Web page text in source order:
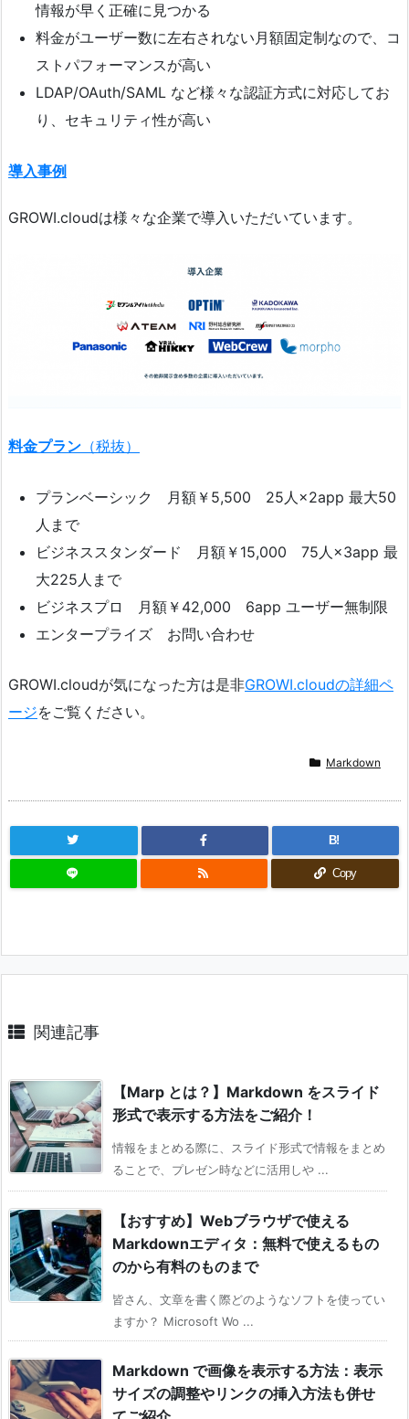
情報が早く正確に見つかる
料金がユーザー数に左右されない月額固定制なので、コ
ストパフォーマンスが高い
LDAP/OAuth/SAML など様々な認証方式に対応してお
り、セキュリティ性が高い
導入事例
GROWI.cloudは様々な企業で導入いただいています。
料金プラン （税抜）
プランベーシック 月額￥5,500 25人×2app 最大50
人まで
ビジネススタンダード 月額￥15,000 75人×3app 最
大225人まで
ビジネスプロ 月額￥42,000 6app ユーザー無制限
エンタープライズ お問い合わせ
GROWI.cloudが気になった方は是非GROWI.cloudの詳細ペ
ージをご覧ください。
Markdown
B!
Copy
関連記事
【Marp とは？】Markdown をスライド
形式で表示する方法をご紹介！
情報をまとめる際に、スライド形式で情報をまとめ
ることで、プレゼン時などに活用しや ...
【おすすめ】Webブラウザで使える
Markdownエディタ：無料で使えるもの
のから有料のものまで
皆さん、文章を書く際どのようなソフトを使ってい
ますか？ Microsoft Wo ...
Markdown で画像を表示する方法：表示
サイズの調整やリンクの挿入方法も併せ